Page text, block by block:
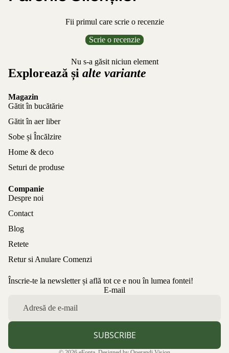
Fii primul care scrie o recenzie
Scrie o recenzie
Nu s-a găsit niciun element
Explorează și alte variante
Magazin
Gătit în bucătărie
Gătit în aer liber
Sobe și Încălzire
Home & deco
Seturi de produse
Companie
Despre noi
Contact
Blog
Retete
Retur si Anulare Comenzi
Înscrie-te la newsletter și află tot ce e nou în lumea fontei!
E-mail
SUBSCRIBE
Politica de confidențialitate